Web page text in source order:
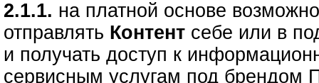
2.1.1. на платной основе
отправлять Контент себе или в
и получать доступ к
сервисным услугам под брендом